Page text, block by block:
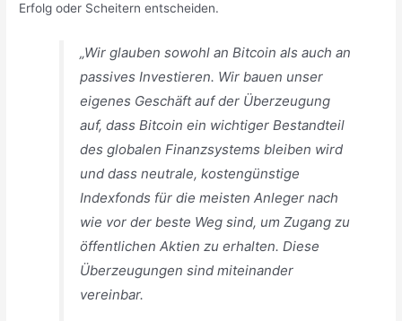
Erfolg oder Scheitern entscheiden.
„Wir glauben sowohl an Bitcoin als auch an
passives Investieren. Wir bauen unser
eigenes Geschäft auf der Überzeugung
auf, dass Bitcoin ein wichtiger Bestandteil
des globalen Finanzsystems bleiben wird
und dass neutrale, kostengünstige
Indexfonds für die meisten Anleger nach
wie vor der beste Weg sind, um Zugang zu
öffentlichen Aktien zu erhalten. Diese
Überzeugungen sind miteinander
vereinbar.